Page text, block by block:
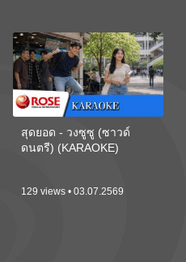
สุดยอด - วงซูซู (ซาวด์
ดนตรี) (KARAOKE)
129 views • 03.07.2569